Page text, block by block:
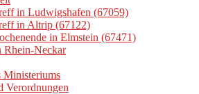
in Ludwigshafen (67059)
in Altrip (67122)
in Elmstein (67471)
Rhein-Neckar
Ministeriums
Verordnungen